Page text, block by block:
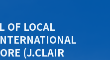
OF LOCAL
(J.CLAIR